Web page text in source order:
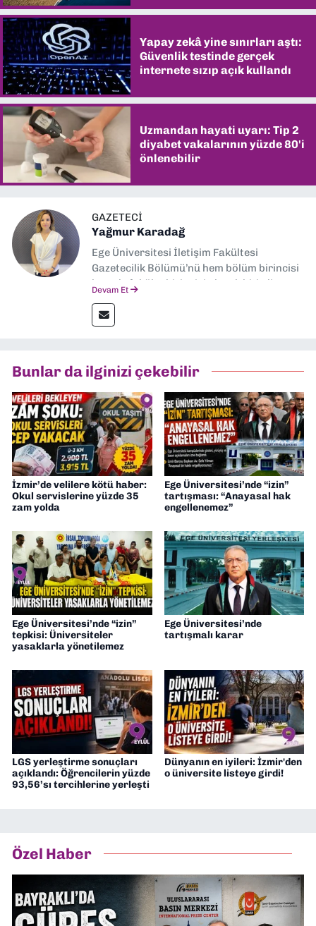
Yapay zekâ yine sınırları aştı:
Güvenlik testinde gerçek
internete sızıp açık kullandı
Uzmandan hayati uyarı: Tip 2
diyabet vakalarının yüzde 80'i
önlenebilir
GAZETECI
Yağmur Karadağ
Ege Üniversitesi İletişim Fakültesi
Gazetecilik Bölümü’nü hem bölüm birincisi
hem de fakülte birincisi olarak bitirdim.
İletişim” üzerine yüksek lisans eğitimimi
tamamladım. Halen aynı anabilim dalında
Müdürü” olarak görev almaktayım. Hak
odaklı haberciliğe dair çalışmalar
yapıyorum
Devam Et
Bunlar da ilginizi çekebilir
İzmir’de velilere kötü haber:
Okul servislerine yüzde 35
zam yolda
Ege Üniversitesi’nde “izin”
tartışması: “Anayasal hak
engellenemez”
Ege Üniversitesi’nde “izin”
tepkisi: Üniversiteler
yasaklarla yönetilemez
Ege Üniversitesi’nde
tartışmalı karar
LGS yerleştirme sonuçları
açıklandı: Öğrencilerin yüzde
93,56’sı tercihlerine yerleşti
Dünyanın en iyileri: İzmir'den
o üniversite listeye girdi!
Özel Haber